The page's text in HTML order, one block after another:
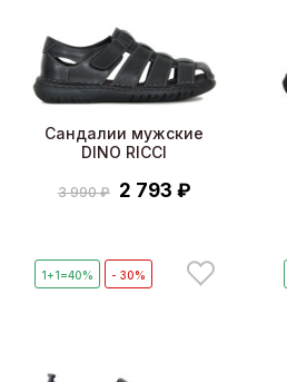
Сандалии мужские
DINO RICCI
3 990 ₽ 2 793 ₽
1+1=40% - 30%